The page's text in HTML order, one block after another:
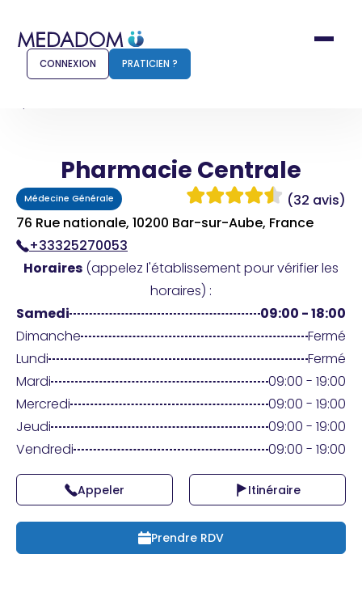
Comment ça marche ?
Pour les patients
Pharmacien
Connexion
Praticien ?
CONNEXION PRATICIEN ?
Pharmacie Centrale
Médecine Générale
(32 avis)
76 Rue nationale, 10200 Bar-sur-Aube, France
+33325270053
Horaires (appelez l'établissement pour vérifier les
horaires) :
Samedi
09:00 - 18:00
Dimanche
Fermé
Lundi
Fermé
Mardi
09:00 - 19:00
Mercredi
09:00 - 19:00
Jeudi
09:00 - 19:00
Vendredi
09:00 - 19:00
Appeler Itinéraire
Prendre RDV